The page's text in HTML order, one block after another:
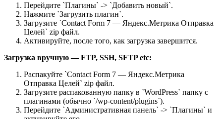
Перейдите `Плагины` -> `Добавить новый`.
Нажмите `Загрузить плагин`.
Загрузите `Contact Form 7 — Яндекс.Метрика Отправка
Целей` zip файл.
Активируйте, после того, как загрузка завершится.
Загрузка вручную — FTP, SSH, SFTP etc:
Распакуйте `Contact Form 7 — Яндекс.Метрика
Отправка Целей` zip файл.
Загрузите распакованную папку в `WordPress` папку с
плагинами (обычно `/wp-content/plugins`).
Перейдите `Административная панель` -> `Плагины` и